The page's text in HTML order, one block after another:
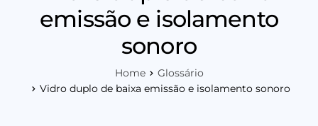
Vagas
emissão e isolamento
sonoro
Home
Glossário
Vidro duplo de baixa emissão e isolamento sonoro